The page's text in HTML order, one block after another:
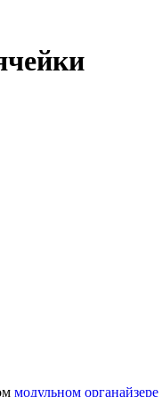
модульном органайзере